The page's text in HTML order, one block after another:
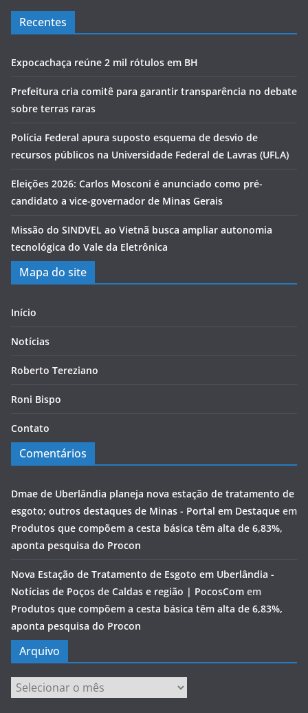
Recentes
Expocachaça reúne 2 mil rótulos em BH
Prefeitura cria comitê para garantir transparência no debate
sobre terras raras
Polícia Federal apura suposto esquema de desvio de
recursos públicos na Universidade Federal de Lavras (UFLA)
Eleições 2026: Carlos Mosconi é anunciado como pré-
candidato a vice-governador de Minas Gerais
Missão do SINDVEL ao Vietnã busca ampliar autonomia
tecnológica do Vale da Eletrônica
Mapa do site
Início
Notícias
Roberto Tereziano
Roni Bispo
Contato
Comentários
Dmae de Uberlândia planeja nova estação de tratamento de
esgoto; outros destaques de Minas - Portal em Destaque em
Produtos que compõem a cesta básica têm alta de 6,83%,
aponta pesquisa do Procon
Nova Estação de Tratamento de Esgoto em Uberlândia -
Notícias de Poços de Caldas e região | PocosCom em
Produtos que compõem a cesta básica têm alta de 6,83%,
aponta pesquisa do Procon
Arquivo
Arquivo